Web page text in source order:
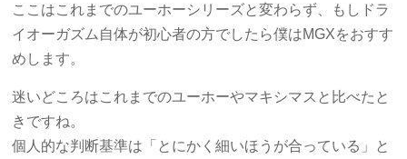
ここはこれまでのユーホーシリーズと変わらず、もしドラ
イオーガズム自体が初心者の方でしたら僕はMGXをおすす
めします。
迷いどころはこれまでのユーホーやマキシマスと比べたと
きですね。
個人的な判断基準は「とにかく細いほうが合っている」と